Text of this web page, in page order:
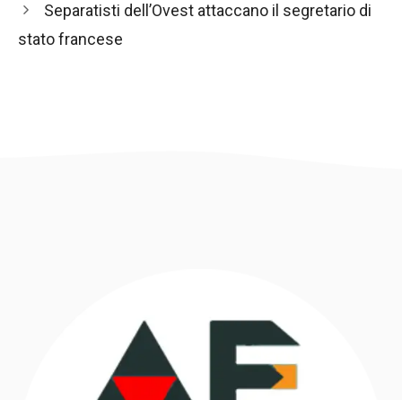
Separatisti dell’Ovest attaccano il segretario di
stato francese